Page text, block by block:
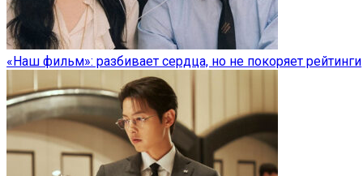
«Наш фильм»: разбивает сердца, но не покоряет рейтинги